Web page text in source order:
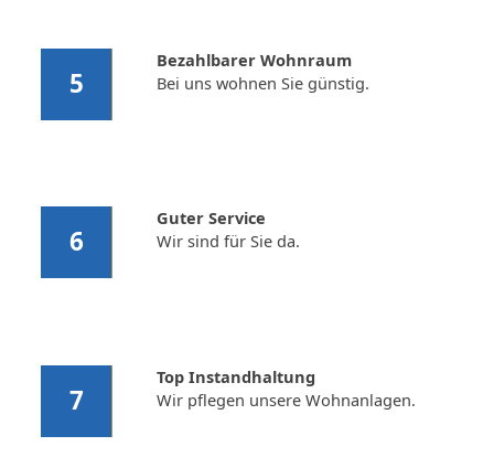
5
Bezahlbarer Wohnraum
Bei uns wohnen Sie günstig.
6
Guter Service
Wir sind für Sie da.
7
Top Instandhaltung
Wir pflegen unsere Wohnanlagen.